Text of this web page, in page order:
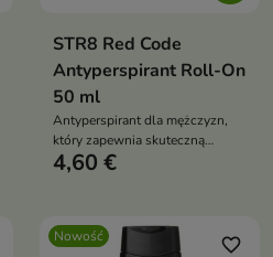
STR8 Red Code
Antyperspirant Roll-On
50 ml
Antyperspirant dla mężczyzn,
który zapewnia skuteczną
ochronę przed potem i
4,60 €
Nowość favorite_border